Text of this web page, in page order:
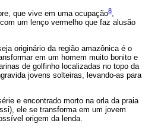
que vive em uma ocupação8,
um lenço vermelho que faz alusão
originário da região amazônica é o
em um homem muito bonito e
de golfinho localizadas no topo da
jovens solteiras, levando-as para
e encontrado morto na orla da praia
ele se transforma em um jovem
origem da lenda.